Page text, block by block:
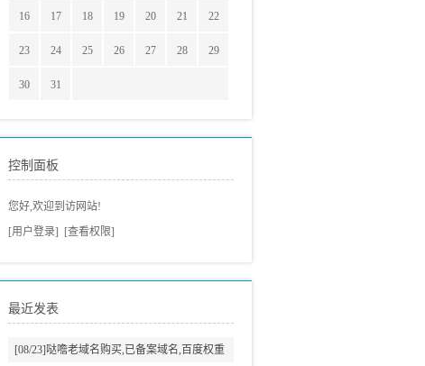
16 17 18 19 20 21 22
23 24 25 26 27 28 29
30 31
控制面板
您好,欢迎到访网站!
[用户登录]
[查看权限]
最近发表
[08/23] 哒噡老域名购买,已备案域名,百度权重